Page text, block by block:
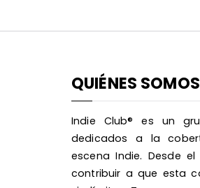
QUIÉNES
Indie Club® es un
dedicados a la
escena Indie. Desde
contribuir a que esta